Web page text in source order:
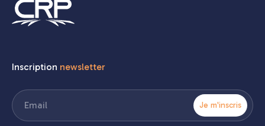
Inscription newsletter
E-
mail